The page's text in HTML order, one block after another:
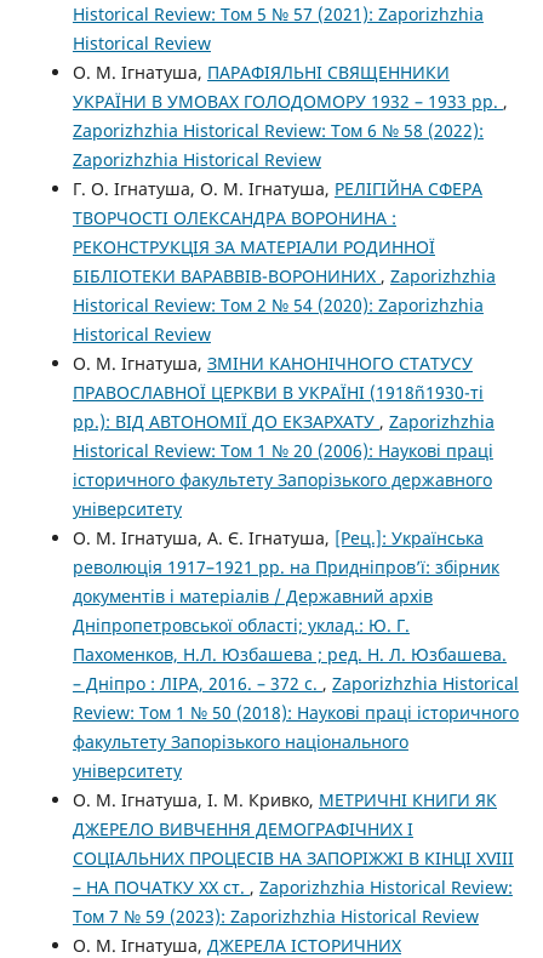
Historical Review: Том 5 № 57 (2021): Zaporizhzhia
Historical Review
О. М. Ігнатуша, ПАРАФІЯЛЬНІ СВЯЩЕННИКИ
УКРАЇНИ В УМОВАХ ГОЛОДОМОРУ 1932 – 1933 рр. ,
Zaporizhzhia Historical Review: Том 6 № 58 (2022):
Zaporizhzhia Historical Review
Г. О. Ігнатуша, О. М. Ігнатуша, РЕЛІГІЙНА СФЕРА
ТВОРЧОСТІ ОЛЕКСАНДРА ВОРОНИНА :
РЕКОНСТРУКЦІЯ ЗА МАТЕРІАЛИ РОДИННОЇ
БІБЛІОТЕКИ ВАРАВВІВ-ВОРОНИНИХ , Zaporizhzhia
Historical Review: Том 2 № 54 (2020): Zaporizhzhia
Historical Review
О. М. Ігнатуша, ЗМІНИ КАНОНІЧНОГО СТАТУСУ
ПРАВОСЛАВНОЇ ЦЕРКВИ В УКРАЇНІ (1918ñ1930-ті
рр.): ВІД АВТОНОМІЇ ДО ЕКЗАРХАТУ , Zaporizhzhia
Historical Review: Том 1 № 20 (2006): Наукові праці
історичного факультету Запорізького державного
університету
О. М. Ігнатуша, А. Є. Ігнатуша, [Рец.]: Українська
революція 1917–1921 рр. на Придніпров’ї: збірник
документів і матеріалів / Державний архів
Дніпропетровської області; уклад.: Ю. Г.
Пахоменков, Н.Л. Юзбашева ; ред. Н. Л. Юзбашева.
– Дніпро : ЛІРА, 2016. – 372 с. , Zaporizhzhia Historical
Review: Том 1 № 50 (2018): Наукові праці історичного
факультету Запорізького національного
університету
О. М. Ігнатуша, І. М. Кривко, МЕТРИЧНІ КНИГИ ЯК
ДЖЕРЕЛО ВИВЧЕННЯ ДЕМОГРАФІЧНИХ І
СОЦІАЛЬНИХ ПРОЦЕСІВ НА ЗАПОРІЖЖІ В КІНЦІ ХVІІІ
– НА ПОЧАТКУ ХХ ст. , Zaporizhzhia Historical Review:
Том 7 № 59 (2023): Zaporizhzhia Historical Review
О. М. Ігнатуша, ДЖЕРЕЛА ІСТОРИЧНИХ